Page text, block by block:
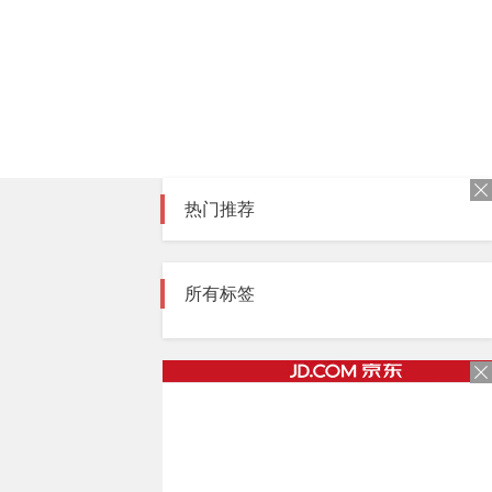
热门推荐
所有标签